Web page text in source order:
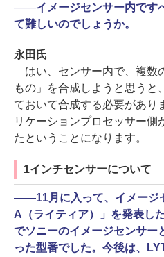
――イメージセンサー内です
て難しいのでしょうか。
永田氏
はい、センサー内で、複数
もの」を合成しようと思うと
ておいて合成する必要があり
リケーションプロセッサー側
たということになります。
1インチセンサーについて
――11月に入って、イメージ
A（ライティア）」を発表し
でソニーのイメージセンサ
った型番でした。今後は、